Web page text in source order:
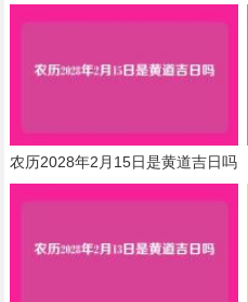
农历2028年2月15日是黄道吉日吗